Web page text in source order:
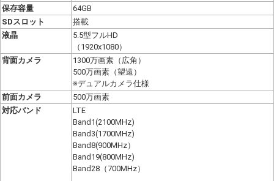
保存容量
64GB
SDスロット
搭載
液晶
5.5型フルHD
（1920x1080）
背面カメラ
1300万画素（広角）
500万画素（望遠）
※デュアルカメラ仕様
前面カメラ
500万画素
対応バンド
LTE
Band1(2100MHz)
Band3(1700MHz)
Band8(900MHz）
Band19(800MHz)
Band28（700MHz）